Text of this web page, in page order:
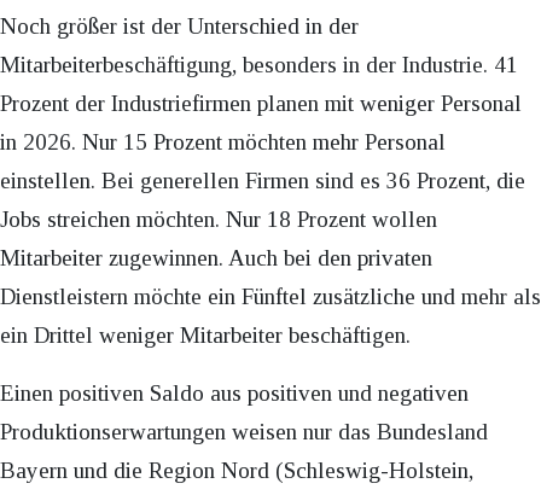
Noch größer ist der Unterschied in der
Mitarbeiterbeschäftigung, besonders in der Industrie. 41
Prozent der Industriefirmen planen mit weniger Personal
in 2026. Nur 15 Prozent möchten mehr Personal
einstellen. Bei generellen Firmen sind es 36 Prozent, die
Jobs streichen möchten. Nur 18 Prozent wollen
Mitarbeiter zugewinnen. Auch bei den privaten
Dienstleistern möchte ein Fünftel zusätzliche und mehr als
ein Drittel weniger Mitarbeiter beschäftigen.
Einen positiven Saldo aus positiven und negativen
Produktionserwartungen weisen nur das Bundesland
Bayern und die Region Nord (Schleswig-Holstein,